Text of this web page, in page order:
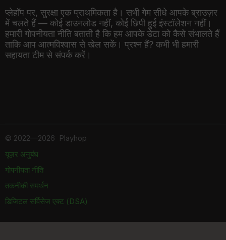
प्लेहॉप पर, सुरक्षा एक प्राथमिकता है। सभी गेम सीधे आपके ब्राउज़र
में चलते हैं — कोई डाउनलोड नहीं, कोई छिपी हुई इंस्टॉलेशन नहीं।
हमारी गोपनीयता नीति बताती है कि हम आपके डेटा को कैसे संभालते हैं
ताकि आप आत्मविश्वास से खेल सकें। प्रश्न हैं? कभी भी हमारी
सहायता टीम से संपर्क करें।
© 2022—2026 Playhop
यूज़र अनुबंध
गोपनीयता नीति
तकनीकी समर्थन
डिजिटल सर्विसेज एक्ट (DSA)